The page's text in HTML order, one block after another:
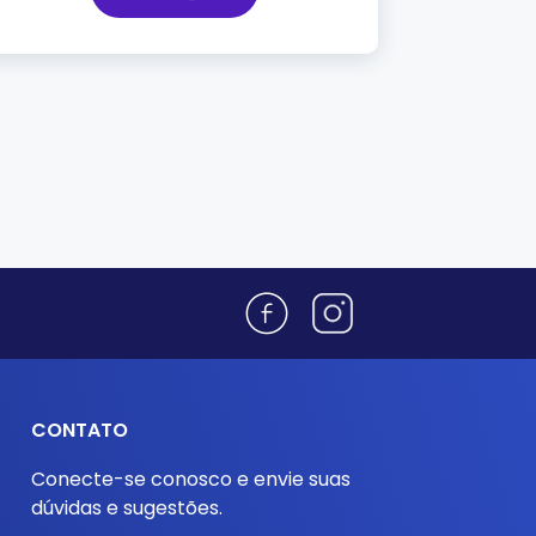
CONTATO
Conecte-se conosco e envie suas
dúvidas e sugestões.